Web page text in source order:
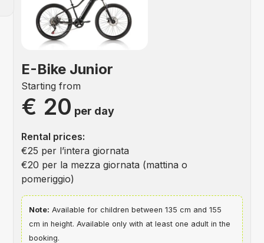
E-Bike Junior
Starting from
€ 20 per day
Rental prices:
€25 per l’intera giornata
€20 per la mezza giornata (mattina o
pomeriggio)
Note: Available for children between 135 cm and 155
cm in height. Available only with at least one adult in the
booking.